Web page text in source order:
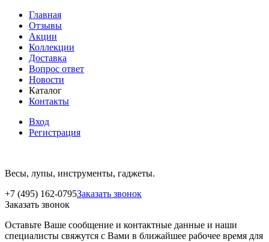
Главная
Отзывы
Акции
Коллекции
Доставка
Вопрос ответ
Новости
Каталог
Контакты
Вход
Регистрация
Весы, лупы, инструменты, гаджеты.
+7 (495) 162-0795Заказать звонок
Заказать звонок
Оставьте Ваше сообщение и контактные данные и наши
специалисты свяжутся с Вами в ближайшее рабочее время для